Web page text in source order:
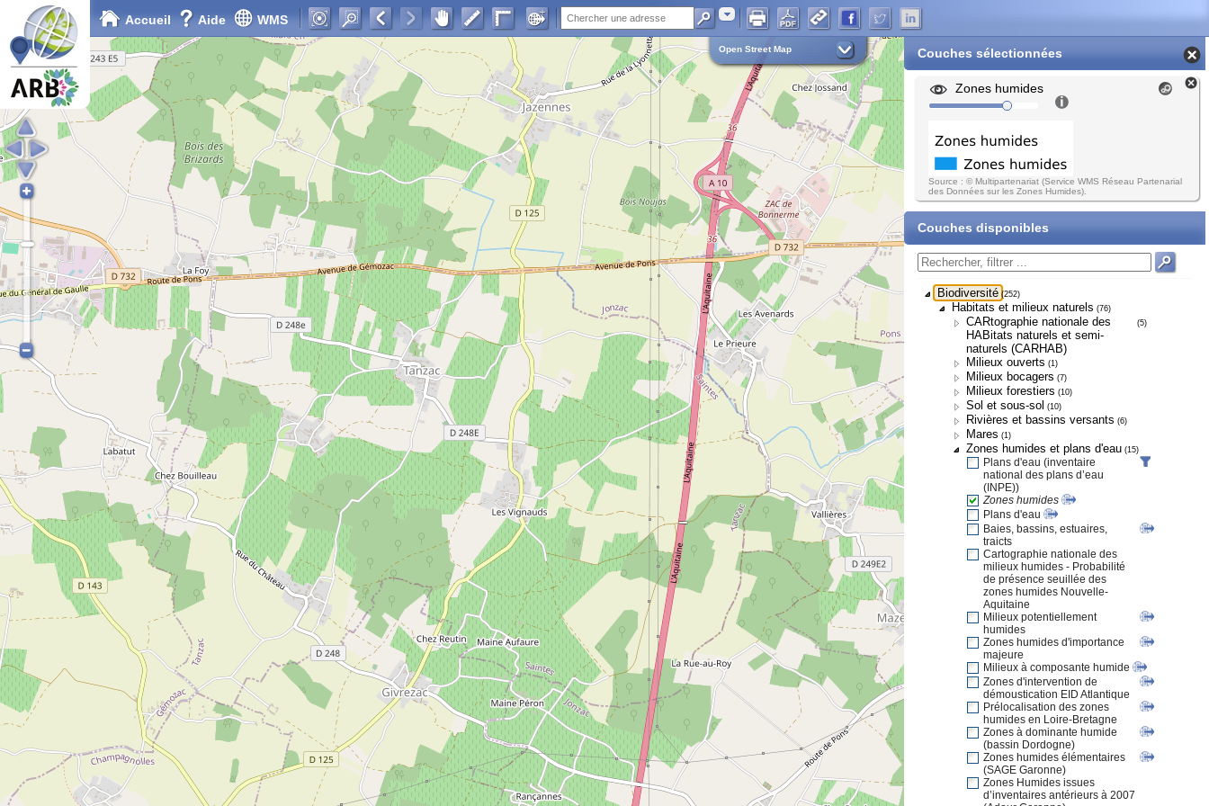
Accueil Aide WMS Adresse
Open Street Map Couches sélectionnées
Zones humides
Source : © Multipartenariat (Service WMS Réseau Partenarial
des Données sur les Zones Humides).
Couches disponibles
Biodiversité (252)
Habitats et milieux naturels (76)
CARtographie nationale des
HABitats naturels et semi-
naturels (CARHAB)
(5)
Milieux ouverts (1)
Milieux bocagers (7)
Milieux forestiers (10)
Sol et sous-sol (10)
Rivières et bassins versants (6)
Mares (1)
Zones humides et plans d'eau (15)
Plans d'eau (inventaire
national des plans d’eau
(INPE))
Zones humides
Plans d'eau
Baies, bassins, estuaires,
traicts
Cartographie nationale des
milieux humides - Probabilité
de présence seuillée des
zones humides Nouvelle-
Aquitaine
Milieux potentiellement
humides
Zones humides d'importance
majeure
Milieux à composante humide
Zones d'intervention de
démoustication EID Atlantique
Prélocalisation des zones
humides en Loire-Bretagne
Zones à dominante humide
(bassin Dordogne)
Zones humides élémentaires
(SAGE Garonne)
Zones Humides issues
d’inventaires antérieurs à 2007